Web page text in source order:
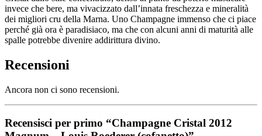
invece che bere, ma vivacizzato dall’innata freschezza e mineralità
dei migliori cru della Marna. Uno Champagne immenso che ci piace
perché già ora è paradisiaco, ma che con alcuni anni di maturità alle
spalle potrebbe divenire addirittura divino.
Recensioni
Ancora non ci sono recensioni.
Recensisci per primo “Champagne Cristal 2012